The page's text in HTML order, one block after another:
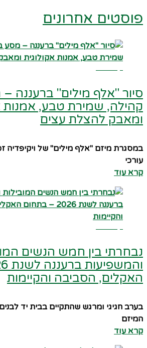
פוסטים אחרונים
סיור "אלף מילים" ברעננה –
קהילה, שמירת טבע, אמנות
ומאבק להצלת עצים
במסגרת מיזם "אלף מילים" של ויקיפדיה
עורכי
קרא עוד
נבחרתי בין חמש הנשים
האקלים, הסביבה והקיימות
בערב חגיגי ומרגש שהתקיים בבית יד
המיזם
קרא עוד